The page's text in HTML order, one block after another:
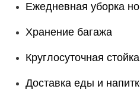
Ежедневная уборка
Хранение багажа
Круглосуточная
Доставка еды и